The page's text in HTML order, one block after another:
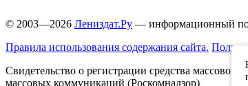
© 2003—2026 Лениздат.Ру — информационный
Правила использования содержания сайта.
Свидетельство о регистрации средства
массовых коммуникаций (Роскомнадзор)